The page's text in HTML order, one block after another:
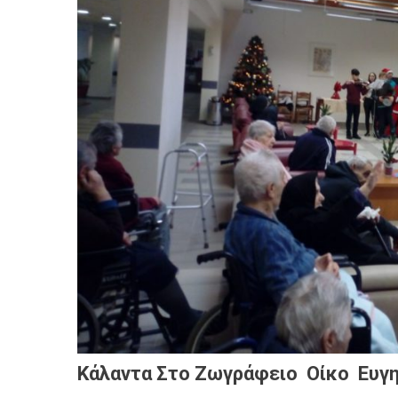
Κάλαντα Στο Ζωγράφειο Οίκο